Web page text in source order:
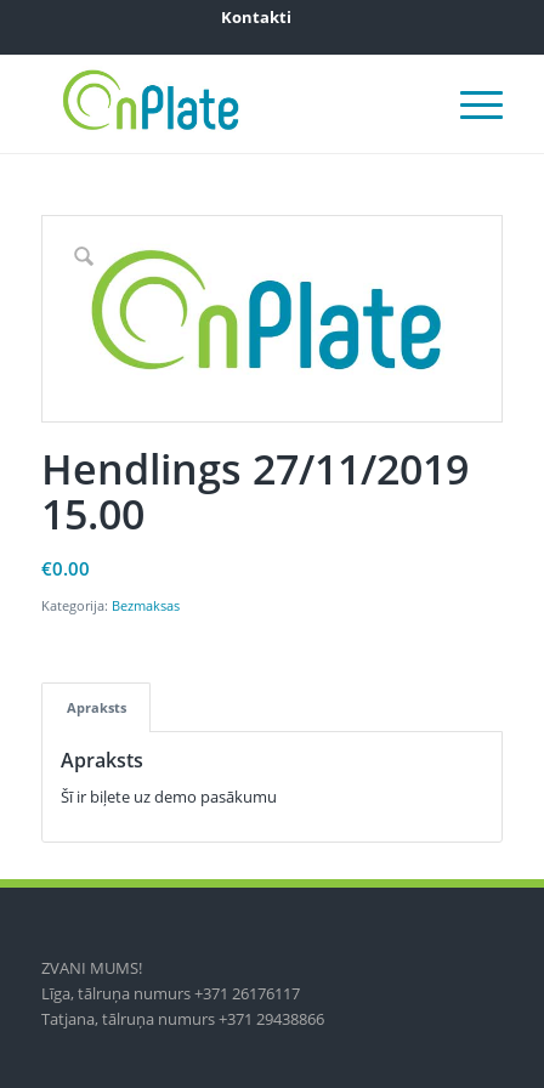
Kontakti
Hendlings 27/11/2019
15.00
€0.00
Kategorija: Bezmaksas
Apraksts
Apraksts
Šī ir biļete uz demo pasākumu
ZVANI MUMS!
Līga, tālruņa numurs +371 26176117
Tatjana, tālruņa numurs +371 29438866